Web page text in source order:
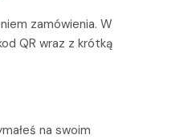
zamówienia. W
QR wraz z krótką
na swoim